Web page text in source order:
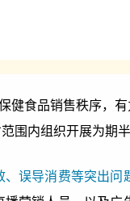
健食品销售秩序
内组织开展为期
误导消费等突出问